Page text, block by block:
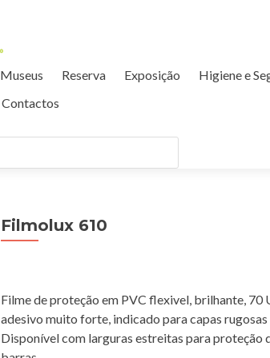
Museus Reserva Exposição
Higiene e
Contactos
Filmolux 610
Filme de proteção em PVC flexivel, brilhante, 70
adesivo muito forte, indicado para capas
Disponível com larguras estreitas para proteção